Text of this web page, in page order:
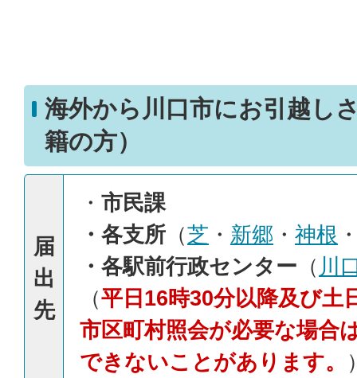
海外から川口市にお引越し
籍の方）
届
出
先
・ 市民課
・各支所 （芝 ・ 新郷 ・ 神根
・各駅前行政センター （ 川
（平日16時30分以降及び土
市区町村照会が必要な場合
できないことがあります。